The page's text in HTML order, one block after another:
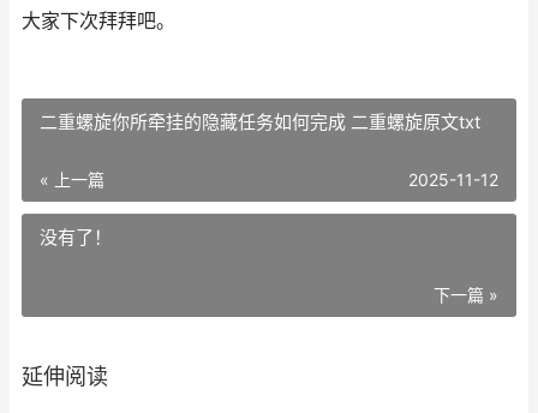
大家下次拜拜吧。
二重螺旋你所牵挂的隐藏任务如何完成 二重螺旋原文txt
« 上一篇 2025-11-12
没有了！
下一篇 »
延伸阅读